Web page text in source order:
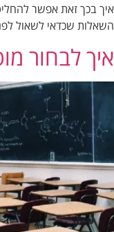
איך בכך זאת אפשר
השאלות שכדאי לשאול
איך לבחור